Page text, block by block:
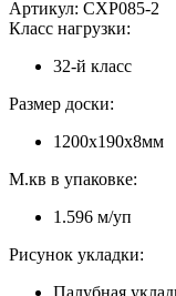
Артикул: CXP085-2
Класс нагрузки:
32-й класс
Размер доски:
1200х190х8мм
М.кв в упаковке:
1.596 м/уп
Рисунок укладки:
Палубная